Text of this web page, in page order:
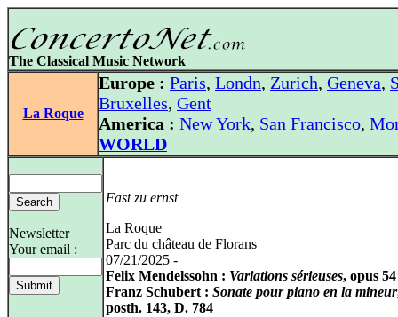
The Classical Music Network
La Roque
Europe : Paris, Londn, Zurich, Geneva,
Bruxelles, Gent
America : New York, San Francisco,
WORLD
Newsletter
Your email :
Fast zu ernst
La Roque
Parc du château de Florans
07/21/2025 -
Felix Mendelssohn : Variations sérieuses, opus 54
Franz Schubert : Sonate pour piano en la mineur
posth. 143, D. 784